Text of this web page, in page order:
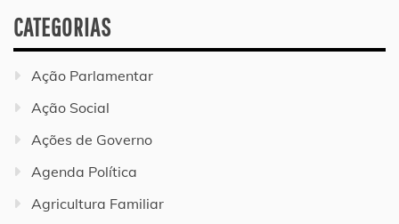
CATEGORIAS
Ação Parlamentar
Ação Social
Ações de Governo
Agenda Política
Agricultura Familiar